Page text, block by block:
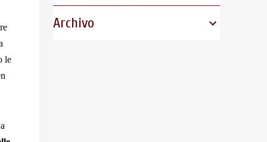
le
Archivo